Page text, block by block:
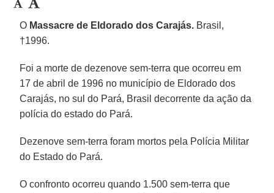
O Massacre de Eldorado dos Carajás. Brasil,
†1996.
Foi a morte de dezenove sem-terra que ocorreu em
17 de abril de 1996 no município de Eldorado dos
Carajás, no sul do Pará, Brasil decorrente da ação da
polícia do estado do Pará.
Dezenove sem-terra foram mortos pela Polícia Militar
do Estado do Pará.
O confronto ocorreu quando 1.500 sem-terra que